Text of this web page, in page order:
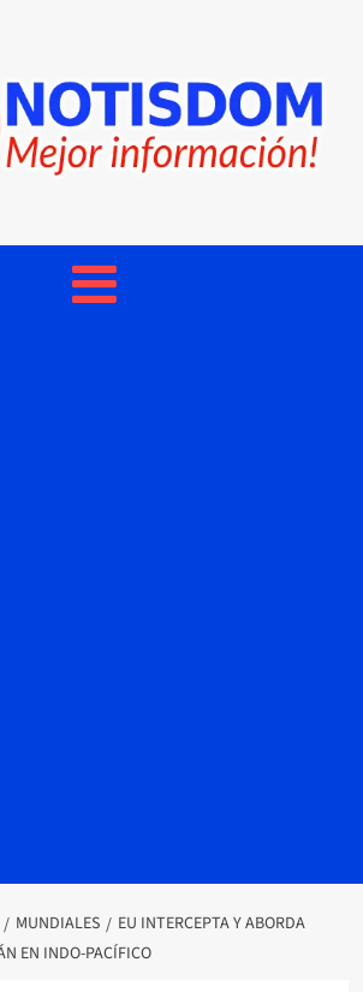
MUNDIALES
EU INTERCEPTA Y ABORDA
EN INDO-PACÍFICO